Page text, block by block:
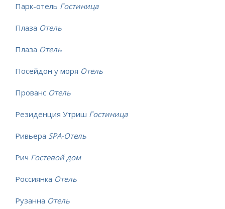
Парк-отель Гостиница
Плаза Отель
Плаза Отель
Посейдон у моря Отель
Прованс Отель
Резиденция Утриш Гостиница
Ривьера SPA-Отель
Рич Гостевой дом
Россиянка Отель
Рузанна Отель